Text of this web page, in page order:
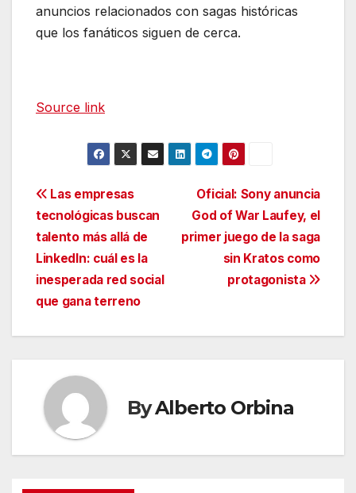
anuncios relacionados con sagas históricas
que los fanáticos siguen de cerca.
Source link
Navegación
de
entradas
Oficial: Sony anuncia
God of War Laufey, el
primer juego de la saga
sin Kratos como
protagonista
Las empresas
tecnológicas buscan
talento más allá de
LinkedIn: cuál es la
inesperada red social
que gana terreno
ByAlberto Orbina